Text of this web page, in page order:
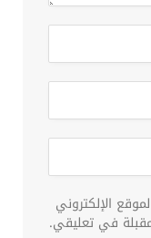
الإلكتروني
في تعليقي.